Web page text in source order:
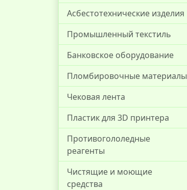
Асбестотехнические изделия
Промышленный текстиль
Банковское оборудование
Пломбировочные материалы
Чековая лента
Пластик для 3D принтера
Противогололедные
реагенты
Чистящие и моющие
средства